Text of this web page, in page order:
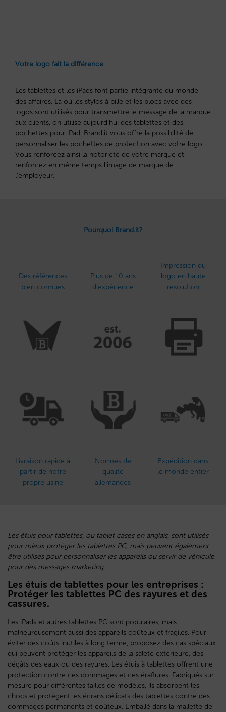
Votre logo fait la différence
Les tablettes et les iPads font partie intégrante du monde
des affaires. Là où les stylos à bille et les blocs avec des
logos sont utilisés pour transmettre le message de la marque
aux clients, on utilise aujourd’hui des tablettes et des
pochettes pour iPad. Brand.it vous offre la possibilité de
personnaliser les pochettes de protection avec votre logo.
Vous renforcez ainsi la notoriété de votre marque et
renforcez en même temps l’image de marque de
l’employeur.
Pourquoi Brand.it?
Des références
bien connues
Plus de 10 ans
d’expérience
Impression du
logo en haute
résolution
Livraison rapide à
partir de notre
propre usine
Normes de
qualité
allemandes
Expédition dans
le monde entier
Les étuis pour tablettes, ou tablet cases en anglais, sont utilisés
pour mieux protéger les tablettes PC, mais peuvent également
être utilisés pour personnaliser les appareils ou servir de véhicule
pour des messages marketing.
Les étuis de tablettes pour les entreprises :
Protéger les tablettes PC des rayures et des
cassures.
Les iPads et autres tablettes PC sont populaires, mais
malheureusement aussi des appareils coûteux et fragiles. Pour
éviter des coûts inutiles à long terme, proposez des cas spéciaux
qui peuvent protéger les appareils de la saleté extérieure, des
dégâts des eaux ou des rayures. Les étuis à tablettes offrent une
protection contre ces dommages et ces éraflures. Fabriqués sur
mesure pour différentes tailles de modèles, ils absorbent les
chocs et protègent les écrans délicats des tablettes contre des
dommages permanents et coûteux. Emballé dans la mallette de